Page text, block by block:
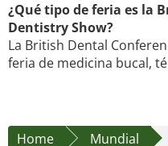
¿Qué tipo de feria es la
Dentistry Show?
La British Dental
feria de medicina bucal,
Home
Mundial